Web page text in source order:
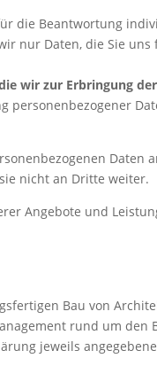
die Beantwortung
nur Daten, die Sie
wir zur Erbringung
personenbezogener
Daten
nicht an Dritte weiter.
Angebote und
Bau von
rund um den
jeweils